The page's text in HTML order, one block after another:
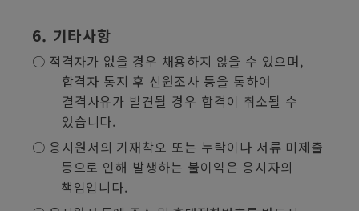
6. 기타사항
○ 적격자가 없을 경우 채용하지 않을 수 있으며,
합격자 통지 후 신원조사 등을 통하여
결격사유가 발견될 경우 합격이 취소될 수
있습니다.
○ 응시원서의 기재착오 또는 누락이나 서류 미제출
등으로 인해 발생하는 불이익은 응시자의
책임입니다.